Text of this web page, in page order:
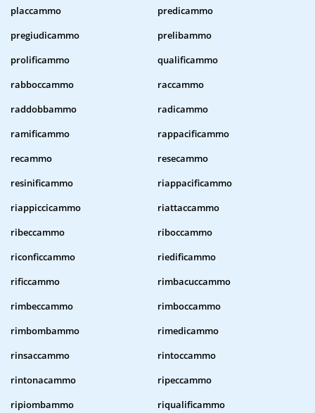
placcammo
predicammo
pregiudicammo
prelibammo
prolificammo
qualificammo
rabboccammo
raccammo
raddobbammo
radicammo
ramificammo
rappacificammo
recammo
resecammo
resinificammo
riappacificammo
riappiccicammo
riattaccammo
ribeccammo
riboccammo
riconficcammo
riedificammo
rificcammo
rimbacuccammo
rimbeccammo
rimboccammo
rimbombammo
rimedicammo
rinsaccammo
rintoccammo
rintonacammo
ripeccammo
ripiombammo
riqualificammo